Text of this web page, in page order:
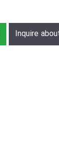
Inquire